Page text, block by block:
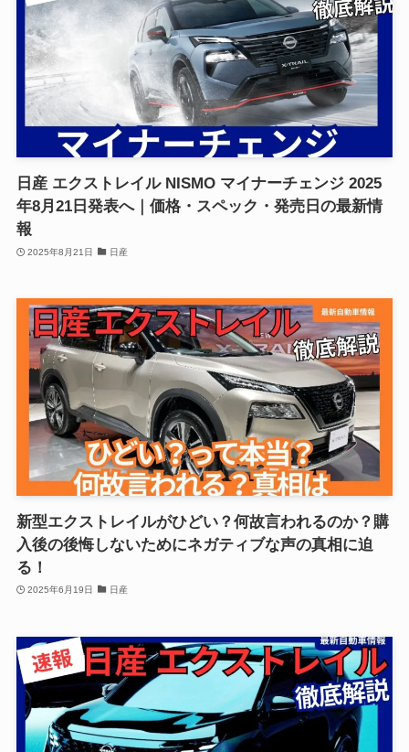
日産 エクストレイル NISMO マイナーチェンジ 2025
年8月21日発表へ｜価格・スペック・発売日の最新情
報
2025年8月21日 日産
新型エクストレイルがひどい？何故言われるのか？購
入後の後悔しないためにネガティブな声の真相に迫
る！
2025年6月19日 日産